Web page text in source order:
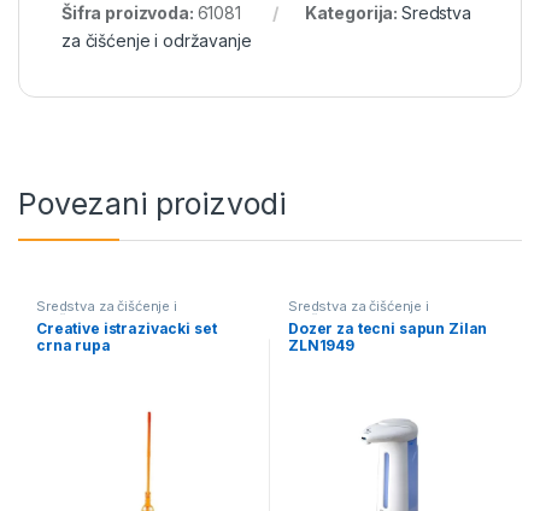
Šifra proizvoda: 61081 Kategorija: Sredstva
za čišćenje i održavanje
Povezani proizvodi
Sredstva za čišćenje i
održavanje
Creative istrazivacki set
crna rupa
Sredstva za čišćenje i
održavanje
Dozer za tecni sapun Zilan
ZLN1949